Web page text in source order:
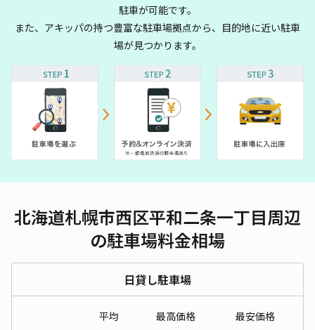
駐車が可能です。
また、アキッパの持つ豊富な駐車場拠点から、目的地に近い駐車
場が見つかります。
北海道札幌市西区平和二条一丁目周辺
の駐車場料金相場
日貸し駐車場
平均 最高価格 最安価格